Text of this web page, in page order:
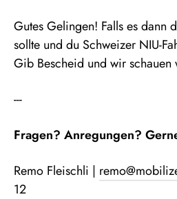
Gutes Gelingen! Falls es dann
sollte und du Schweizer NIU-
Gib Bescheid und wir schauen
---
Fragen? Anregungen?
Remo Fleischli |
12